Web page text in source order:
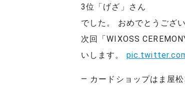
3位「げざ」さん
でした。 おめでとうござい
次回「WIXOSS
いします。
— カードショップはま屋